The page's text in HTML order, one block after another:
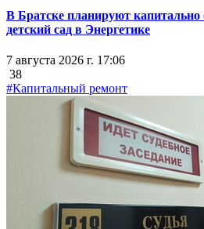
В Братске планируют капитально
детский сад в Энергетике
7 августа 2026 г. 17:06
38
#Капитальный ремонт